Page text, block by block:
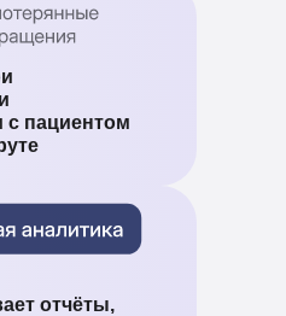
с пациентом
отчёты,